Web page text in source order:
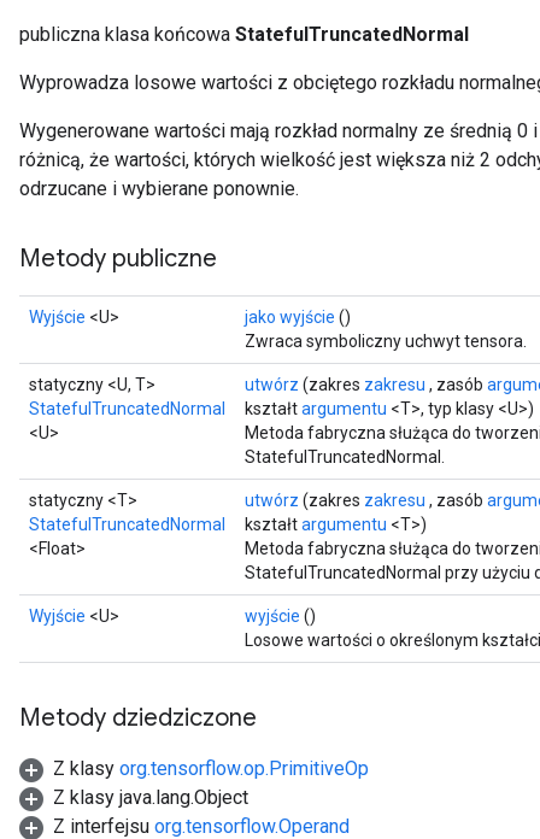
publiczna klasa końcowa StatefulTruncatedNormal
Wyprowadza losowe wartości z obciętego rozkładu
Wygenerowane wartości mają rozkład normalny ze średnią
różnicą, że wartości, których wielkość jest większa niż 2
odrzucane i wybierane ponownie.
Metody publiczne
Wyjście <U> jako wyjście ()
Zwraca symboliczny uchwyt tensora.
statyczny <U, T>
StatefulTruncatedNormal
<U>
utwórz (zakres zakresu , zasób
kształtargumentu <T>, typ klasy <U>)
Metoda fabryczna służąca do
StatefulTruncatedNormal.
statyczny <T>
StatefulTruncatedNormal
<Float>
utwórz (zakres zakresu , zasób
kształtargumentu <T>)
Metoda fabryczna służąca do
StatefulTruncatedNormal przy użyciu
Wyjście <U> wyjście ()
Losowe wartości o określonym
Metody dziedziczone
Z klasy org.tensorflow.op.PrimitiveOp
Z klasy java.lang.Object
Z interfejsu org.tensorflow.Operand